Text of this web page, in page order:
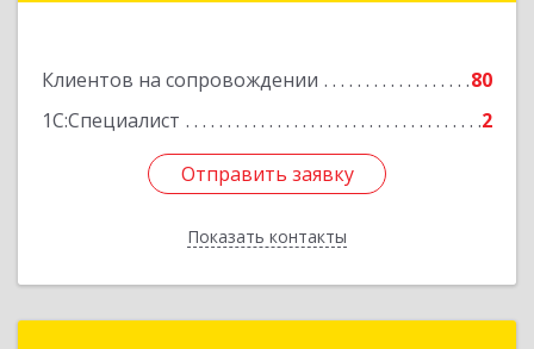
Клиентов на сопровождении
80
1С:Специалист
2
Отправить заявку
Показать контакты
Подробнее
Отправить заявку
Назад